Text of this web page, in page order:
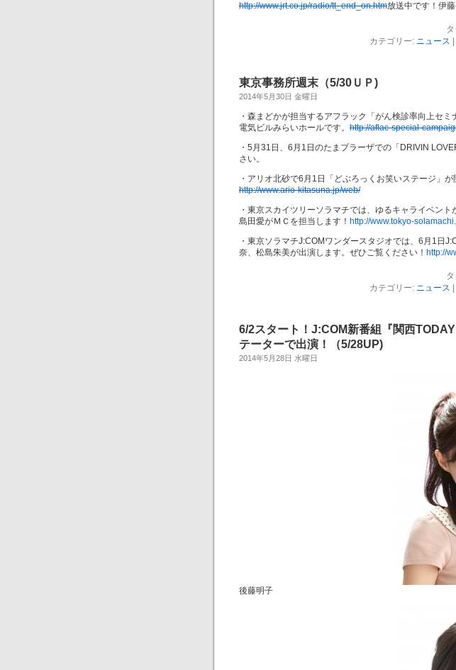
http://www.jrt.co.jp/radio/tt_end_on.htm放送中です！伊
カテゴリー: ニュース
東京事務所週末（5/30ＵＰ)
2014年5月30日 金曜日
・森まどかが担当するアフラック「がん検診率向上セ
電気ビルみらいホールです。 http://aflac-special-
・5月31日、6月1日のたまプラーザでの「DRIVIN
さい。
・アリオ北砂で6月1日「どぶろっくお笑いステージ」
http://www.ario-kitasuna.jp/web/
・東京スカイツリーソラマチでは、ゆるキャライベン
島田愛がＭＣを担当します！ http://www.tokyo-
・東京ソラマチJ:COMワンダースタジオでは、6月1日
奈、松島朱美が出演します。ぜひご覧ください！ http://
カテゴリー: ニュース
6/2スタート！J:COM新番組『関西
テーターで出演！（5/28UP)
2014年5月28日 水曜日
後藤明子